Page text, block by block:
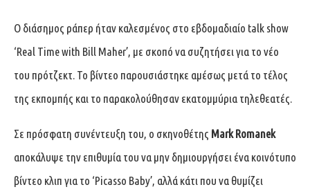
Ο διάσημος ράπερ ήταν καλεσμένος στο εβδομαδιαίο talk show
‘Real Time with Bill Maher’, με σκοπό να συζητήσει για το νέο
του πρότζεκτ. Το βίντεο παρουσιάστηκε αμέσως μετά το τέλος
της εκπομπής και το παρακολούθησαν εκατομμύρια τηλεθεατές.
Σε πρόσφατη συνέντευξη του, o σκηνοθέτης Mark Romanek
αποκάλυψε την επιθυμία του να μην δημιουργήσει ένα κοινότυπο
βίντεο κλιπ για το ‘Picasso Baby’, αλλά κάτι που να θυμίζει